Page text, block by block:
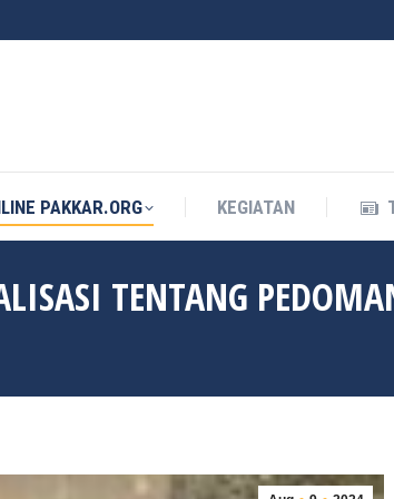
PAKKAR.ORG KEGIATAN
TENTANG
PAKKAR.ORG KEGIATAN